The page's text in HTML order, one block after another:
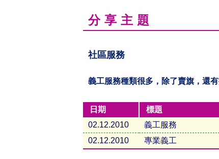
分享主題
社區服務
義工服務種類很多，除了賣旗，還
日期 標題
02.12.2010
義工服務
02.12.2010
專業義工